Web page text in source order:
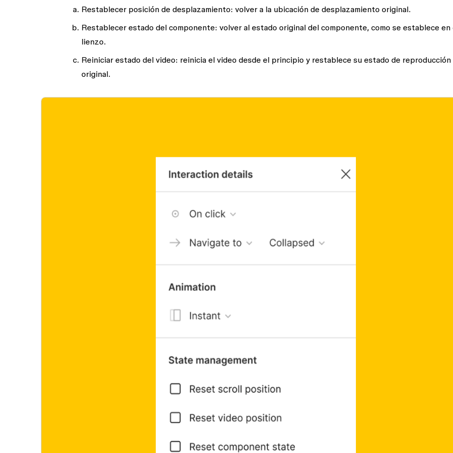
Restablecer posición de desplazamiento: volver a la ubicación de desplazamiento original.
Restablecer estado del componente: volver al estado original del componente, como se establece en
lienzo.
Reiniciar estado del video: reinicia el video desde el principio y restablece su estado de reproducción
original.